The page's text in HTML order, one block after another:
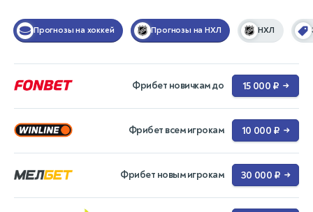
Прогнозы на хоккей Прогнозы на НХЛ НХЛ
Фрибет новичкам до 15 000 ₽ →
Фрибет всем игрокам 10 000 ₽ →
Фрибет новым игрокам 30 000 ₽ →